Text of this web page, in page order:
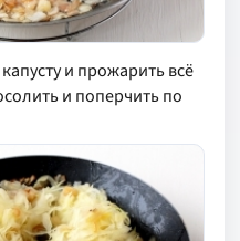
и прожарить всё
и поперчить по